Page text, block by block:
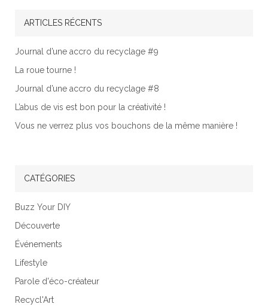
ARTICLES RÉCENTS
Journal d’une accro du recyclage #9
La roue tourne !
Journal d’une accro du recyclage #8
L’abus de vis est bon pour la créativité !
Vous ne verrez plus vos bouchons de la même manière !
CATÉGORIES
Buzz Your DIY
Découverte
Événements
Lifestyle
Parole d'éco-créateur
Recycl'Art